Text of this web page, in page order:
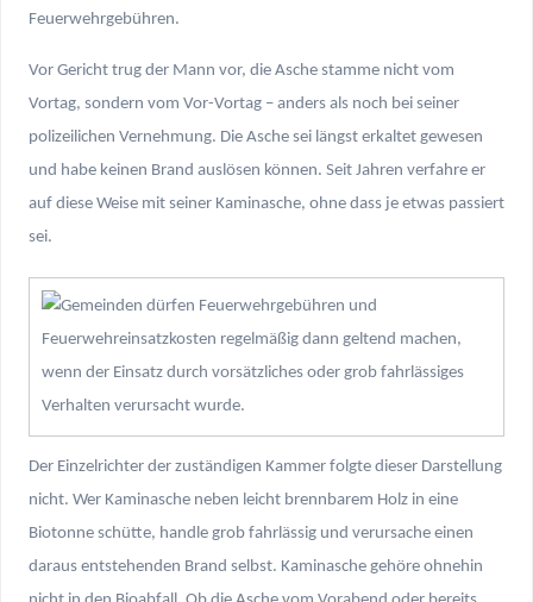
Feuerwehrgebühren.
Vor Gericht trug der Mann vor, die Asche stamme nicht vom
Vortag, sondern vom Vor-Vortag – anders als noch bei seiner
polizeilichen Vernehmung. Die Asche sei längst erkaltet gewesen
und habe keinen Brand auslösen können. Seit Jahren verfahre er
auf diese Weise mit seiner Kaminasche, ohne dass je etwas passiert
sei.
Der Einzelrichter der zuständigen Kammer folgte dieser Darstellung
nicht. Wer Kaminasche neben leicht brennbarem Holz in eine
Biotonne schütte, handle grob fahrlässig und verursache einen
daraus entstehenden Brand selbst. Kaminasche gehöre ohnehin